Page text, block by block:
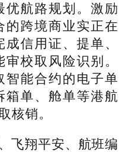
优航路规划。激励
的跨境商业实正在
信用证、提单、
校取风险识别。
智能合约的电子单
箱单、舱单等港航
核销。
翔平安、航班编